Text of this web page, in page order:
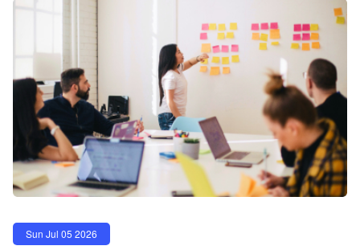
Sun Jul 05 2026